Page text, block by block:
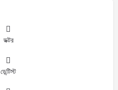
ডক্টর
ডেন্টিস্ট